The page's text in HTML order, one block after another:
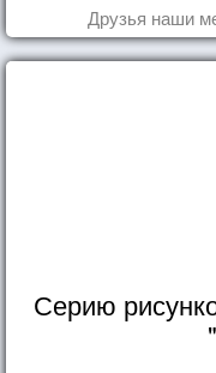
Друзья наши
Серию